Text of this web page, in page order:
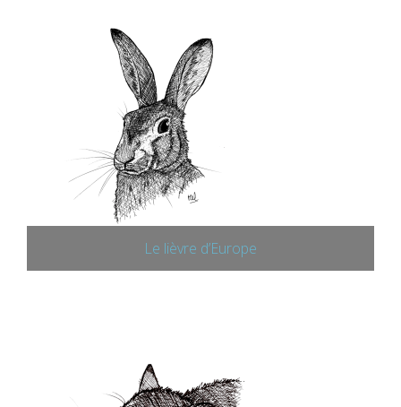
Le lièvre d’Europe